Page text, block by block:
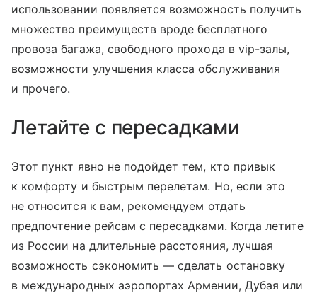
использовании появляется возможность получить
множество преимуществ вроде бесплатного
провоза багажа, свободного прохода в vip-залы,
возможности улучшения класса обслуживания
и прочего.
Летайте с пересадками
Этот пункт явно не подойдет тем, кто привык
к комфорту и быстрым перелетам. Но, если это
не относится к вам, рекомендуем отдать
предпочтение рейсам с пересадками. Когда летите
из России на длительные расстояния, лучшая
возможность сэкономить — сделать остановку
в международных аэропортах Армении, Дубая или